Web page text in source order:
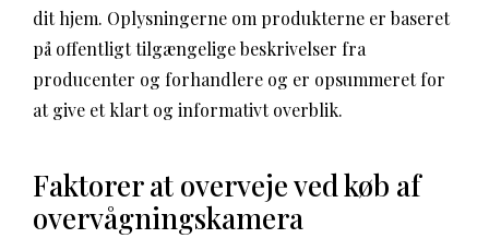
dit hjem. Oplysningerne om produkterne er baseret
på offentligt tilgængelige beskrivelser fra
producenter og forhandlere og er opsummeret for
at give et klart og informativt overblik.
Faktorer at overveje ved køb af
overvågningskamera